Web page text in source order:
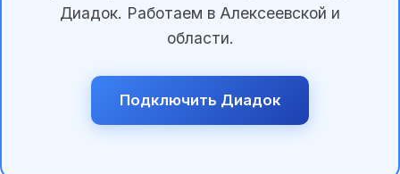
Диадок. Работаем в Алексеевской и
области.
Подключить Диадок